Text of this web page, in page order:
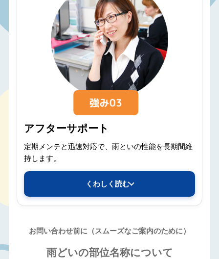
アフターサポート
定期メンテと迅速対応で、雨といの性能を長期間維
持します。
くわしく読む
お問い合わせ前に（スムーズなご案内のために）
雨どいの部位名称について